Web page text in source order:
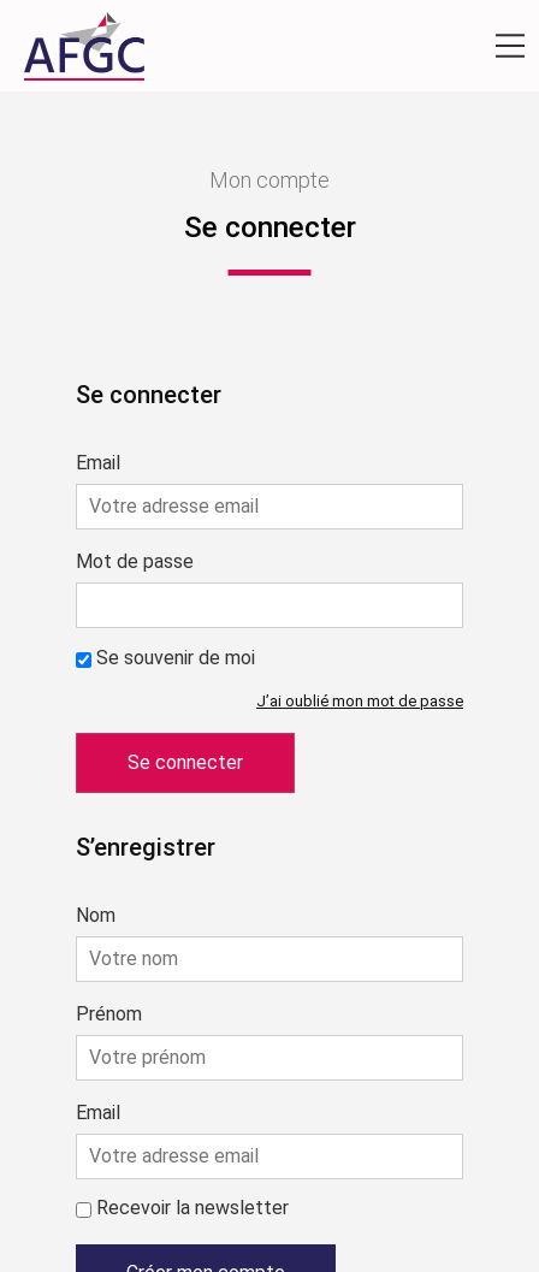
Mon compte
Se connecter
Se connecter
Email
Mot de passe
Se souvenir de moi
J’ai oublié mon mot de passe
S’enregistrer
Nom
Prénom
Email
Recevoir la newsletter